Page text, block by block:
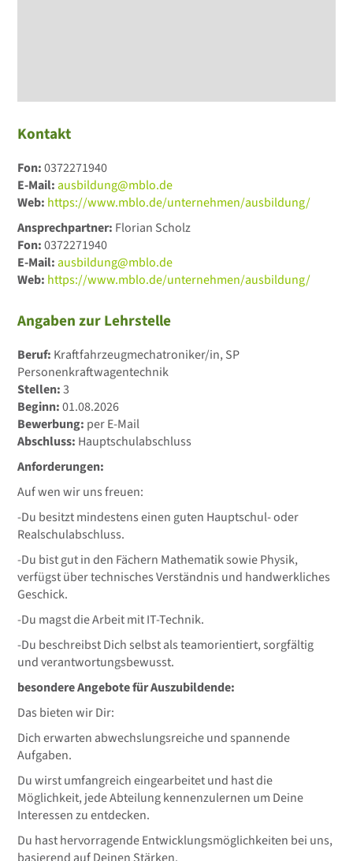
Kontakt
Fon:0372271940
E-Mail:ausbildung@mblo.de
Web: https://www.mblo.de/unternehmen/ausbildung/
Ansprechpartner: Florian Scholz
Fon:0372271940
E-Mail:ausbildung@mblo.de
Web: https://www.mblo.de/unternehmen/ausbildung/
Angaben zur Lehrstelle
Beruf: Kraftfahrzeugmechatroniker/in, SP
Personenkraftwagentechnik
Stellen:3
Beginn:01.08.2026
Bewerbung: per E-Mail
Abschluss: Hauptschulabschluss
Anforderungen:
Auf wen wir uns freuen:
-Du besitzt mindestens einen guten Hauptschul- oder
Realschulabschluss.
-Du bist gut in den Fächern Mathematik sowie Physik,
verfügst über technisches Verständnis und handwerkliches
Geschick.
-Du magst die Arbeit mit IT-Technik.
-Du beschreibst Dich selbst als teamorientiert, sorgfältig
und verantwortungsbewusst.
besondere Angebote für Auszubildende:
Das bieten wir Dir:
Dich erwarten abwechslungsreiche und spannende
Aufgaben.
Du wirst umfangreich eingearbeitet und hast die
Möglichkeit, jede Abteilung kennenzulernen um Deine
Interessen zu entdecken.
Du hast hervorragende Entwicklungsmöglichkeiten bei uns,